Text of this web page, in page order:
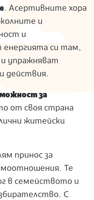
. Асертивните хора
и
и
енергията си там,
упражняват
действия.
за
от своя страна
житейски
принос за
Те
в семейството и
С